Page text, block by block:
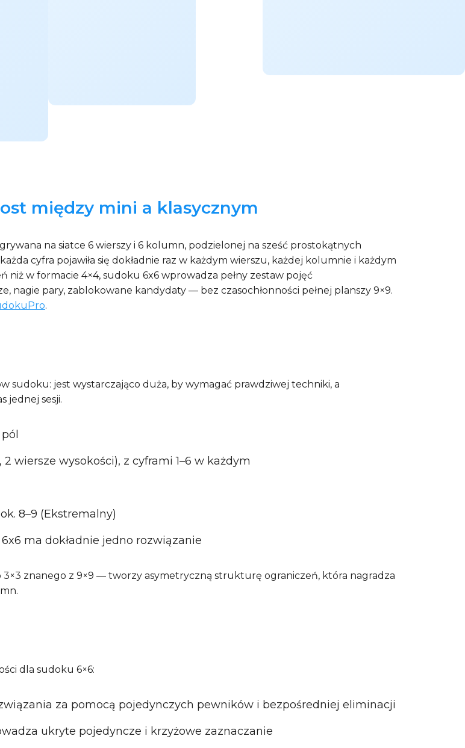
między mini a klasycznym
na siatce 6 wierszy i 6 kolumn, podzielonej na sześć prostokątnych
cyfra pojawiła się dokładnie raz w każdym wierszu, każdej kolumnie i każdym
niż w formacie 4×4, sudoku 6x6 wprowadza pełny zestaw pojęć
pary, zablokowane kandydaty — bez czasochłonności pełnej planszy 9×9.
.
sudoku: jest wystarczająco duża, by wymagać prawdziwej techniki, a
jednej sesji.
wiersze wysokości), z cyframi 1–6 w każdym
8–9 (Ekstremalny)
ma dokładnie jedno rozwiązanie
znanego z 9×9 — tworzy asymetryczną strukturę ograniczeń, która nagradza
dla sudoku 6×6:
za pomocą pojedynczych pewników i bezpośredniej eliminacji
ukryte pojedyncze i krzyżowe zaznaczanie